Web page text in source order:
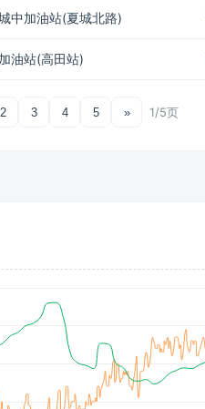
中加油站(夏城北路)
油站(高田站)
2 3 4 5 » 1/5页